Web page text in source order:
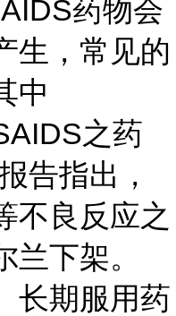
药物会
生，常见的
中
之药
告指出，
不良反应之
下架。
长期服用药